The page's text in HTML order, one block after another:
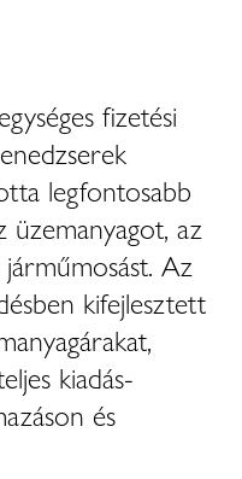
fizetési
legfontosabb
üzemanyagot, az
Az
kifejlesztett
kiadás-
és